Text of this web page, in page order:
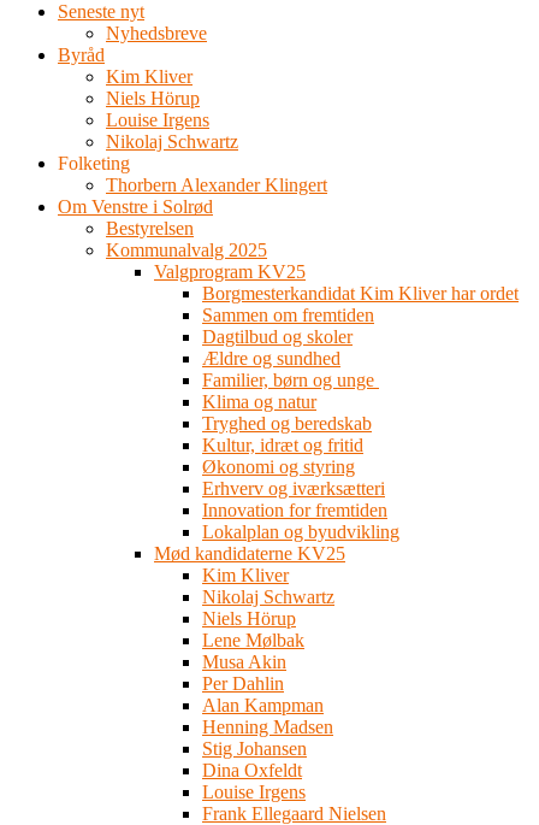
Seneste nyt
Nyhedsbreve
Byråd
Kim Kliver
Niels Hörup
Louise Irgens
Nikolaj Schwartz
Folketing
Thorbern Alexander Klingert
Om Venstre i Solrød
Bestyrelsen
Kommunalvalg 2025
Valgprogram KV25
Borgmesterkandidat Kim Kliver har ordet
Sammen om fremtiden
Dagtilbud og skoler
Ældre og sundhed
Familier, børn og unge
Klima og natur
Tryghed og beredskab
Kultur, idræt og fritid
Økonomi og styring
Erhverv og iværksætteri
Innovation for fremtiden
Lokalplan og byudvikling
Mød kandidaterne KV25
Kim Kliver
Nikolaj Schwartz
Niels Hörup
Lene Mølbak
Musa Akin
Per Dahlin
Alan Kampman
Henning Madsen
Stig Johansen
Dina Oxfeldt
Louise Irgens
Frank Ellegaard Nielsen